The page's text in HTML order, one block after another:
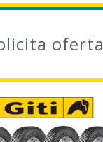
oferta